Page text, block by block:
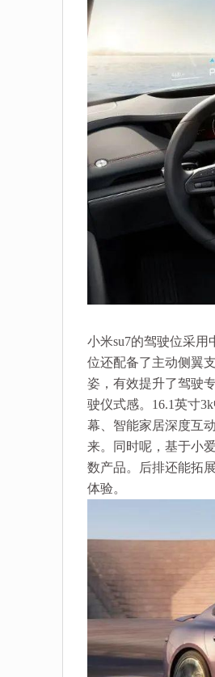
小米su7的驾驶位采
位还配备了主动侧翼
姿，有效提升了驾驶
驶仪式感。16.1英寸
幕、智能家居深度互
来。同时呢，基于小
数产品。后排还能拓
体验。